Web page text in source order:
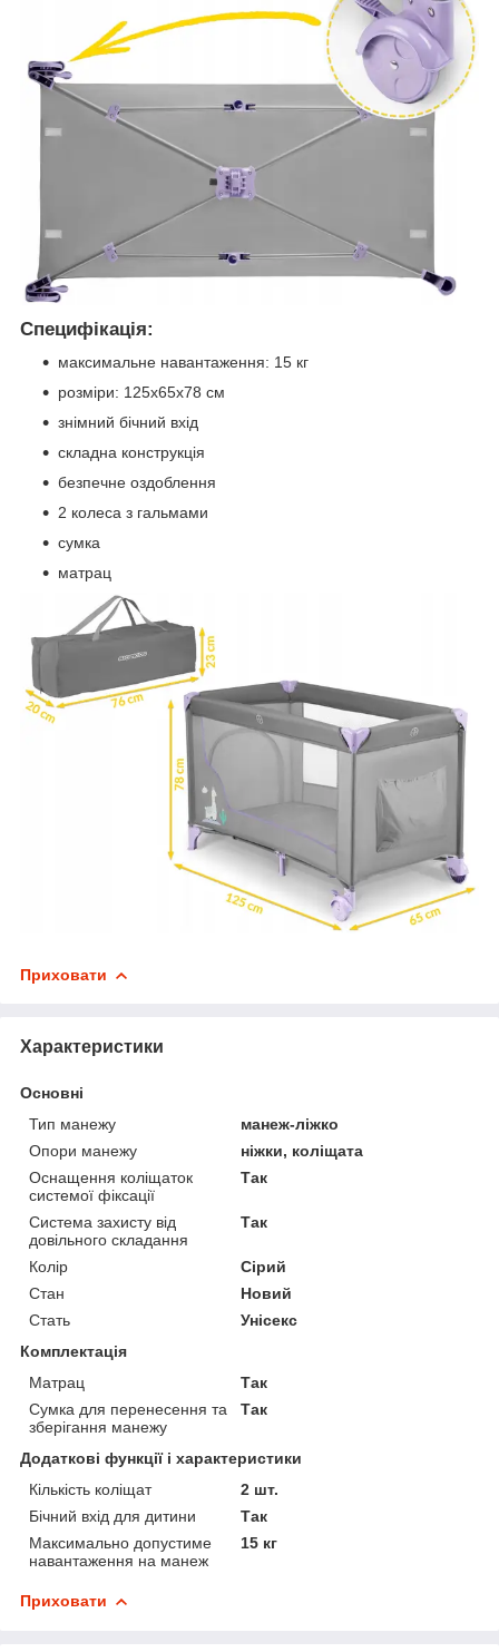
Специфікація:
максимальне навантаження: 15 кг
розміри: 125x65x78 см
знімний бічний вхід
складна конструкція
безпечне оздоблення
2 колеса з гальмами
сумка
матрац
Приховати
Характеристики
Основні
Тип манежу
манеж-ліжко
Опори манежу
ніжки, коліщата
Оснащення коліщаток
системої фіксації
Так
Система захисту від
довільного складання
Так
Колір
Сірий
Стан
Новий
Стать
Унісекс
Комплектація
Матрац
Так
Сумка для перенесення та
зберігання манежу
Так
Додаткові функції і характеристики
Кількість коліщат
2 шт.
Бічний вхід для дитини
Так
Максимально допустиме
навантаження на манеж
15 кг
Приховати